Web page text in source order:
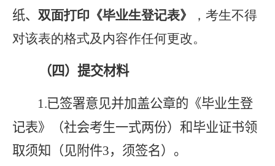
纸、 双面打印《毕业生登记表》 ， 考生不得
对该表的格式及内容作任何更改。
（四）提交材料
1.已签署意见并加盖公章的 《毕业生登
记表》
（社会考生一式两份） 和毕业证书领
取须知（见附件3， 须签名）。